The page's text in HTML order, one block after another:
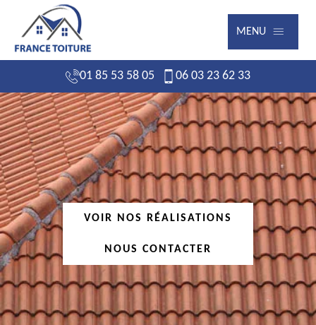
MENU
01 85 53 58 05 06 03 23 62 33
VOIR NOS RÉALISATIONS
NOUS CONTACTER